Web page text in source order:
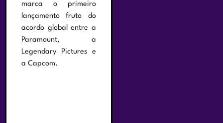
marca o primeiro
lançamento fruto do
acordo global entre a
Paramount, a
Legendary Pictures e
a Capcom.